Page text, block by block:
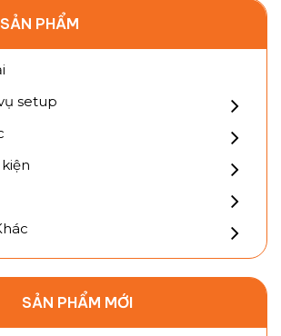
PHẨM
setup
SẢN PHẨM MỚI